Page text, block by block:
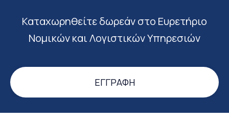
Καταχωρηθείτε δωρεάν στο Ευρετήριο
Νομικών και Λογιστικών Υπηρεσιών
ΕΓΓΡΑΦΉ